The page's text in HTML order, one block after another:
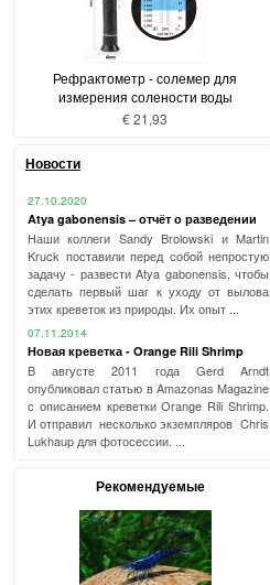
Рефрактометр - солемер для
измерения солености воды
€ 21,93
Новости
27.10.2020
Atya gabonensis – отчёт о разведении
Наши коллеги Sandy Brolowski и Martin
Kruck поставили перед собой непростую
задачу - развести Atya gabonensis, чтобы
сделать первый шаг к уходу от вылова
этих креветок из природы. Их опыт ...
07.11.2014
Новая креветка - Orange Rili Shrimp
В августе 2011 года Gerd Arndt
опубликовал статью в Amazonas Magazine
с описанием креветки Orange Rili Shrimp.
И отправил несколько экземпляров Chris
Lukhaup для фотосессии. ...
Рекомендуемые